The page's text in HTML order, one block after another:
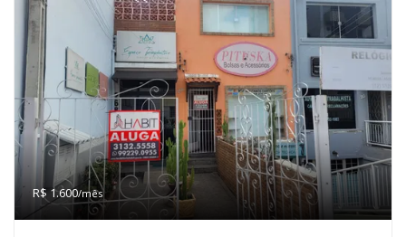
R$ 1.600/mês